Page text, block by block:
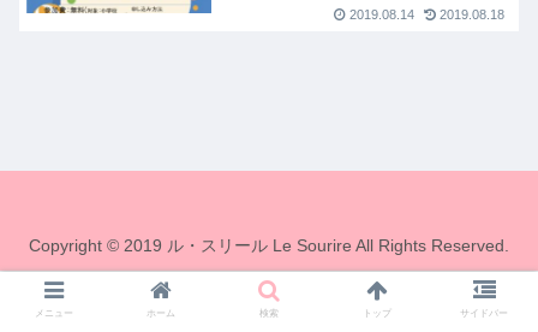
2019.08.14 2019.08.18
Copyright © 2019 ル・スリール Le Sourire All Rights Reserved.
メニュー ホーム 検索 トップ サイドバー